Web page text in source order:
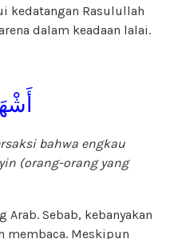
kedatangan Rasulullah
dalam keadaan lalai.
bahwa engkau
(orang-orang yang
Arab. Sebab, kebanyakan
membaca. Meskipun